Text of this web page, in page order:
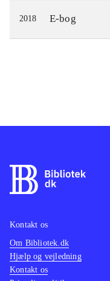
2018 E-bog
Kontakt os
Om Bibliotek.dk
Hjælp og vejledning
Kontakt os